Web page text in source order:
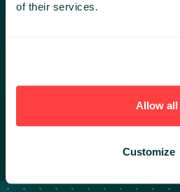
of their services.
Allow all
Customize
HEAD OF
MAIL: